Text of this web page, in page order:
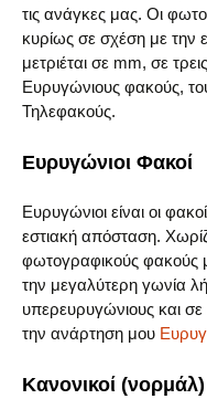
τις ανάγκες μας. Οι
κυρίως σε σχέση με την
μετριέται σε mm, σε
Ευρυγώνιους φακούς,
Τηλεφακούς.
Ευρυγώνιοι Φακοί
Ευρυγώνιοι είναι οι
εστιακή απόσταση.
φωτογραφικούς φακούς
την μεγαλύτερη γωνία
υπερευρυγώνιους και σε
την ανάρτηση μου
Κανονικοί